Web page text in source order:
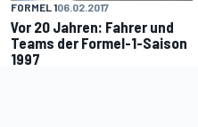
FORMEL 106.02.2017
Vor 20 Jahren: Fahrer und
Teams der Formel-1-Saison
1997